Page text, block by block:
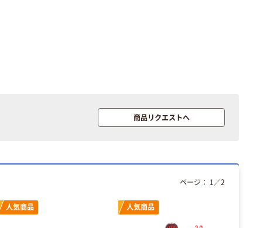
商品リクエストへ
人気商品 人気商品
ページ： 1 ／2